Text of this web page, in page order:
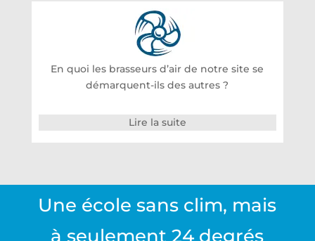
En quoi les brasseurs d’air de notre site se
démarquent-ils des autres ?
Lire la suite
Une école sans clim, mais
à seulement 24 degrés